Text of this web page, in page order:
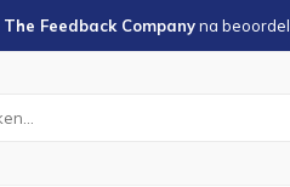
The Feedback Companyna